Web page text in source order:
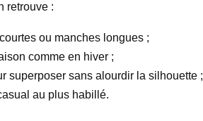
retrouve :
ou manches longues ;
comme en hiver ;
superposer sans alourdir la silhouette ;
au plus habillé.